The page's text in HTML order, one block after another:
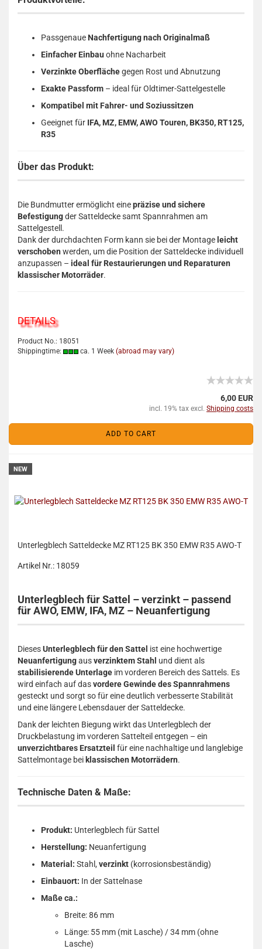
Passgenaue Nachfertigung nach Originalmaß
Einfacher Einbau ohne Nacharbeit
Verzinkte Oberflächegegen Rost und Abnutzung
Exakte Passform – ideal für Oldtimer-Sattelgestelle
Kompatibel mit Fahrer- und Soziussitzen
Geeignet für IFA, MZ, EMW, AWO Touren, BK350, RT125,
R35
Über das Produkt:
Die Bundmutter ermöglicht einepräzise und sichere
Befestigungder Satteldecke samt Spannrahmen am
Sattelgestell.
Dank der durchdachten Form kann sie bei der Montage leicht
verschoben werden, um die Position der Satteldecke individuell
anzupassen – ideal für Restaurierungen und Reparaturen
klassischer Motorräder.
DETAILS
Product No.: 18051
Shippingtime:
ca. 1 Week (abroad may vary)
6,00 EUR
incl. 19% tax excl. Shipping costs
ADD TO CART
NEW
Unterlegblech Satteldecke MZ RT125 BK 350 EMW R35 AWO-T
Artikel Nr.: 18059
Unterlegblech für Sattel – verzinkt – passend
für AWO, EMW, IFA, MZ – Neuanfertigung
DiesesUnterlegblech für den Sattel ist eine hochwertige
Neuanfertigungausverzinktem Stahl und dient als
stabilisierende Unterlage im vorderen Bereich des Sattels. Es
wird einfach auf dasvordere Gewinde des Spannrahmens
gesteckt und sorgt so für eine deutlich verbesserte Stabilität
und eine längere Lebensdauer der Satteldecke.
Dank der leichten Biegung wirkt das Unterlegblech der
Druckbelastung im vorderen Sattelteil entgegen – ein
unverzichtbares Ersatzteil für eine nachhaltige und langlebige
Sattelmontage bei klassischen Motorrädern.
Technische Daten & Maße:
Produkt: Unterlegblech für Sattel
Herstellung: Neuanfertigung
Material: Stahl, verzinkt (korrosionsbeständig)
Einbauort: In der Sattelnase
Maße ca.:
Breite: 86 mm
Länge: 55 mm (mit Lasche) / 34 mm (ohne
Lasche)